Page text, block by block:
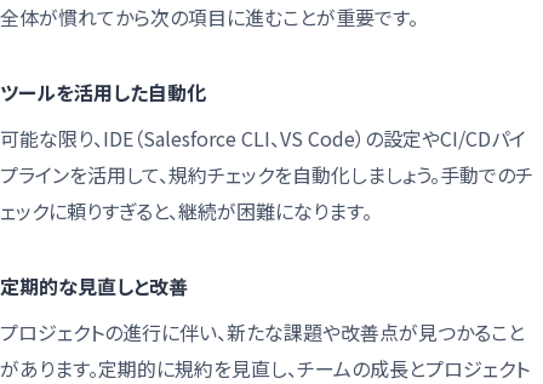
全体が慣れてから次の項目に進むことが重要です。
ツールを活用した自動化
可能な限り、IDE（Salesforce CLI、VS Code）の設定やCI/CDパイ
プラインを活用して、規約チェックを自動化しましょう。手動でのチ
ェックに頼りすぎると、継続が困難になります。
定期的な見直しと改善
プロジェクトの進行に伴い、新たな課題や改善点が見つかること
があります。定期的に規約を見直し、チームの成長とプロジェクト